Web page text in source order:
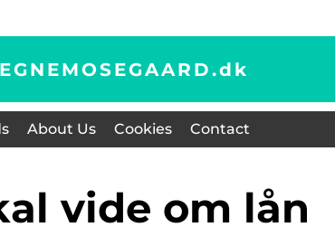
dk
About Us Cookies Contact
vide om lån